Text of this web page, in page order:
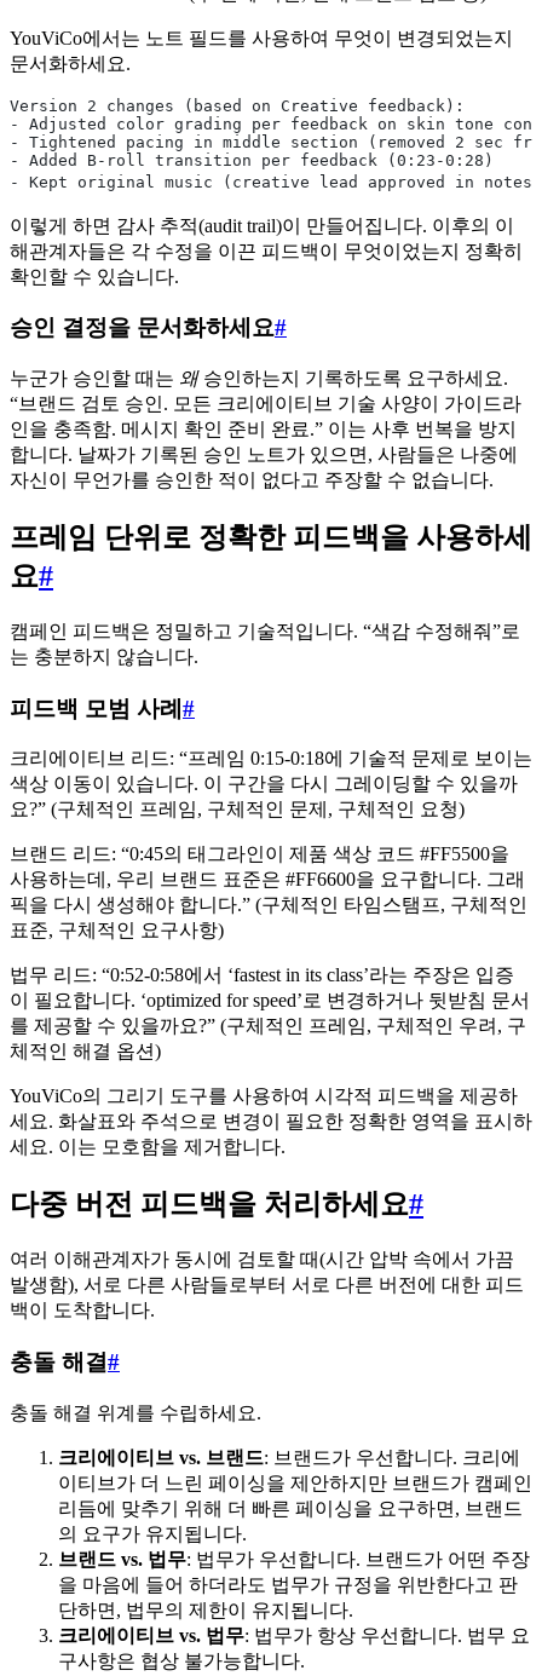
YouViCo에서는 노트 필드를 사용하여 무엇이 변경되었는지
문서화하세요.
Version 2 changes (based on Creative feedback):
- Adjusted color grading per feedback on skin tone
- Tightened pacing in middle section (removed 2 sec
- Added B-roll transition per feedback (0:23-0:28)
- Kept original music (creative lead approved in notes)
이렇게 하면 감사 추적(audit trail)이 만들어집니다. 이후의 이
해관계자들은 각 수정을 이끈 피드백이 무엇이었는지 정확히
확인할 수 있습니다.
승인 결정을 문서화하세요#
누군가 승인할 때는 왜승인하는지 기록하도록 요구하세요.
“브랜드 검토 승인. 모든 크리에이티브 기술 사양이 가이드라
인을 충족함. 메시지 확인 준비 완료.” 이는 사후 번복을 방지
합니다. 날짜가 기록된 승인 노트가 있으면, 사람들은 나중에
자신이 무언가를 승인한 적이 없다고 주장할 수 없습니다.
프레임 단위로 정확한 피드백을 사용하세
요#
캠페인 피드백은 정밀하고 기술적입니다. “색감 수정해줘”로
는 충분하지 않습니다.
피드백 모범 사례 #
크리에이티브 리드: “프레임 0:15-0:18에 기술적 문제로 보이는
색상 이동이 있습니다. 이 구간을 다시 그레이딩할 수 있을까
요?” (구체적인 프레임, 구체적인 문제, 구체적인 요청)
브랜드 리드: “0:45의 태그라인이 제품 색상 코드 #FF5500을
사용하는데, 우리 브랜드 표준은 #FF6600을 요구합니다. 그래
픽을 다시 생성해야 합니다.” (구체적인 타임스탬프, 구체적인
표준, 구체적인 요구사항)
법무 리드: “0:52-0:58에서 ‘fastest in its class’라는 주장은 입증
이 필요합니다. ‘optimized for speed’로 변경하거나 뒷받침 문서
를 제공할 수 있을까요?” (구체적인 프레임, 구체적인 우려, 구
체적인 해결 옵션)
YouViCo의 그리기 도구를 사용하여 시각적 피드백을 제공하
세요. 화살표와 주석으로 변경이 필요한 정확한 영역을 표시하
세요. 이는 모호함을 제거합니다.
다중 버전 피드백을 처리하세요#
여러 이해관계자가 동시에 검토할 때(시간 압박 속에서 가끔
발생함), 서로 다른 사람들로부터 서로 다른 버전에 대한 피드
백이 도착합니다.
충돌 해결#
충돌 해결 위계를 수립하세요.
크리에이티브 vs. 브랜드: 브랜드가 우선합니다. 크리에
이티브가 더 느린 페이싱을 제안하지만 브랜드가 캠페인
리듬에 맞추기 위해 더 빠른 페이싱을 요구하면, 브랜드
의 요구가 유지됩니다.
브랜드 vs. 법무: 법무가 우선합니다. 브랜드가 어떤 주장
을 마음에 들어 하더라도 법무가 규정을 위반한다고 판
단하면, 법무의 제한이 유지됩니다.
크리에이티브 vs. 법무: 법무가 항상 우선합니다. 법무 요
구사항은 협상 불가능합니다.